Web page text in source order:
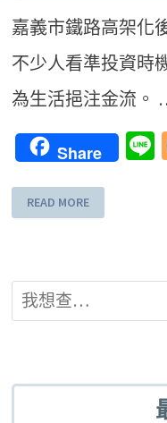
嘉義市鐵路高架化
不少人看準投資時
為生活挹注金流。
Share
READ MORE